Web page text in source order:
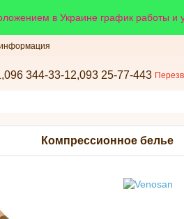
в Украине график работы и
096 344-33-12,093 25-77-443
Компрессионное белье